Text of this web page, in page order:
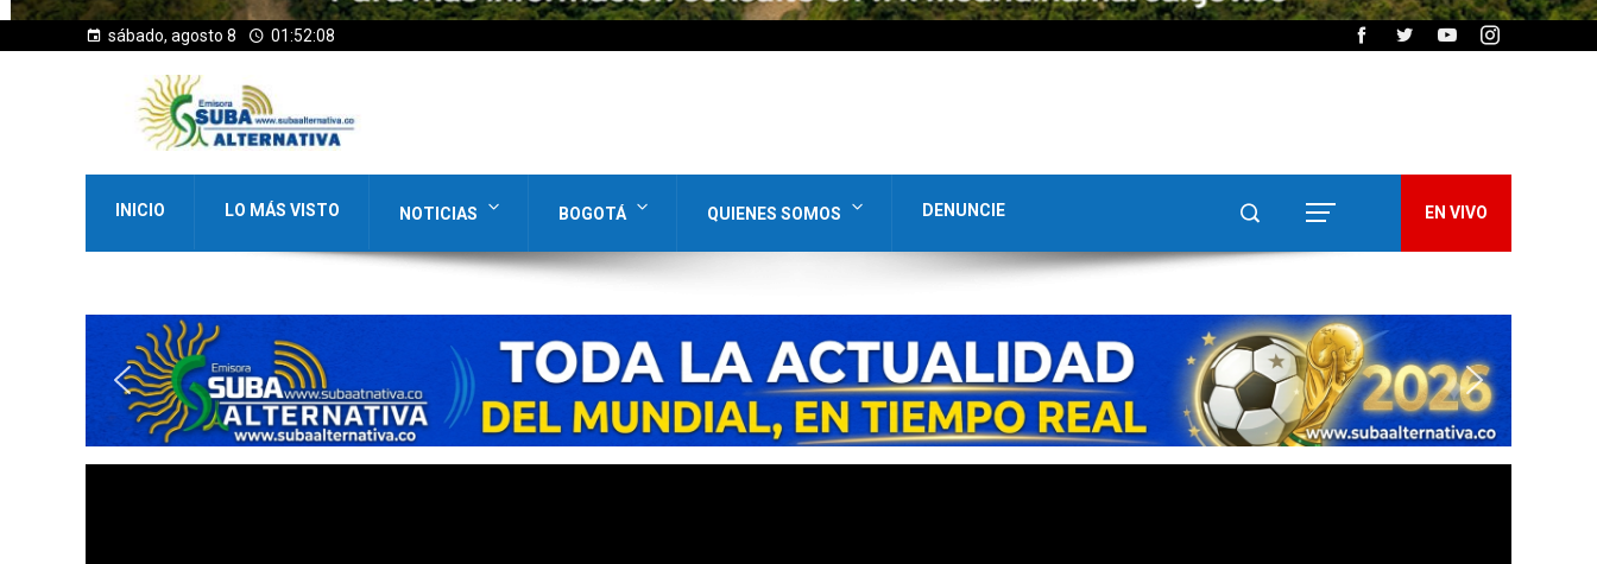
sábado, agosto 8 01:52:10
INICIO LO MÁS VISTO NOTICIAS BOGOTÁ QUIENES SOMOS DENUNCIE EN VIVO